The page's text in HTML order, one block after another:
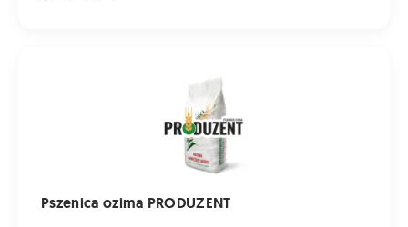
Pszenica ozima PRODUZENT